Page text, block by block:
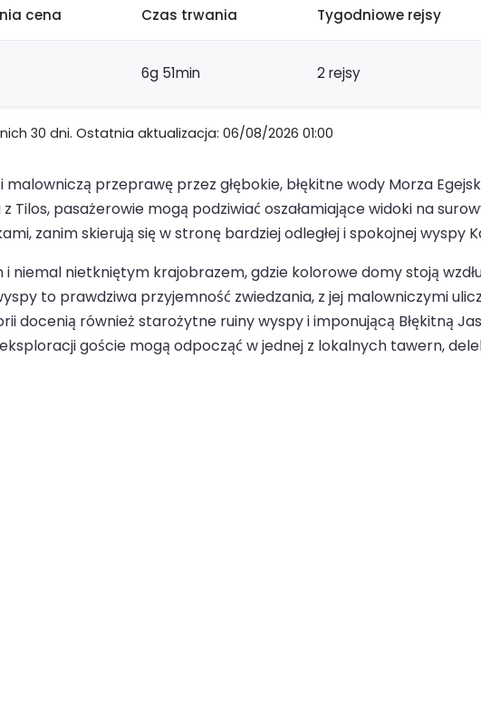
cena Czas trwania Tygodniowe rejsy
6g 51min 2 rejsy
30 dni. Ostatnia aktualizacja: 06/08/2026 01:00
przeprawę przez głębokie, błękitne wody Morza
pasażerowie mogą podziwiać oszałamiające widoki na
zanim skierują się w stronę bardziej odległej i spokojnej wyspy
niemal nietkniętym krajobrazem, gdzie kolorowe domy stoją
to prawdziwa przyjemność zwiedzania, z jej malowniczymi
docenią również starożytne ruiny wyspy i imponującą Błękitną
goście mogą odpocząć w jednej z lokalnych tawern,